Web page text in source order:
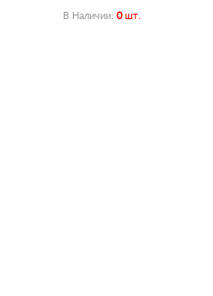
В Наличии: 0 Шт.